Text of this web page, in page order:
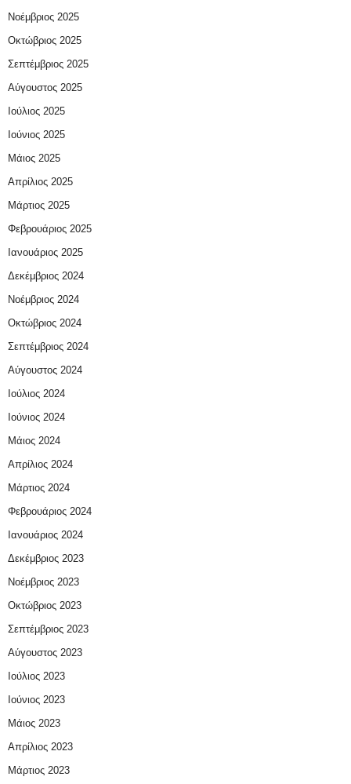
Νοέμβριος 2025
Οκτώβριος 2025
Σεπτέμβριος 2025
Αύγουστος 2025
Ιούλιος 2025
Ιούνιος 2025
Μάιος 2025
Απρίλιος 2025
Μάρτιος 2025
Φεβρουάριος 2025
Ιανουάριος 2025
Δεκέμβριος 2024
Νοέμβριος 2024
Οκτώβριος 2024
Σεπτέμβριος 2024
Αύγουστος 2024
Ιούλιος 2024
Ιούνιος 2024
Μάιος 2024
Απρίλιος 2024
Μάρτιος 2024
Φεβρουάριος 2024
Ιανουάριος 2024
Δεκέμβριος 2023
Νοέμβριος 2023
Οκτώβριος 2023
Σεπτέμβριος 2023
Αύγουστος 2023
Ιούλιος 2023
Ιούνιος 2023
Μάιος 2023
Απρίλιος 2023
Μάρτιος 2023